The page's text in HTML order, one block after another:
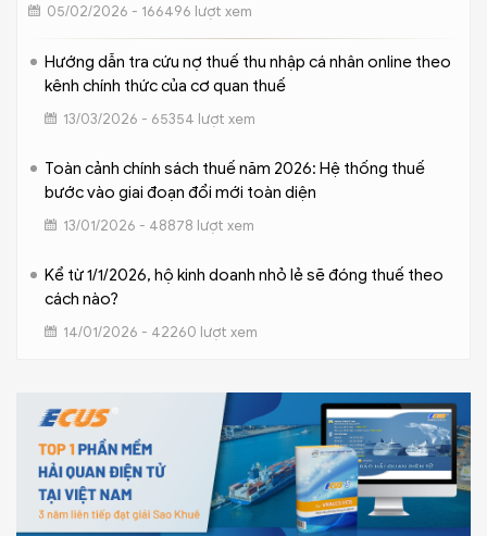
05/02/2026 - 166496 lượt xem
Hướng dẫn tra cứu nợ thuế thu nhập cá nhân online theo
kênh chính thức của cơ quan thuế
13/03/2026 - 65354 lượt xem
Toàn cảnh chính sách thuế năm 2026: Hệ thống thuế
bước vào giai đoạn đổi mới toàn diện
13/01/2026 - 48878 lượt xem
Kể từ 1/1/2026, hộ kinh doanh nhỏ lẻ sẽ đóng thuế theo
cách nào?
14/01/2026 - 42260 lượt xem